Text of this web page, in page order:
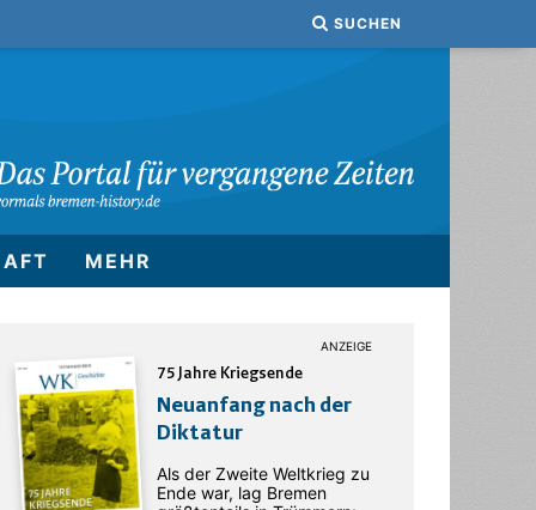
SUCHEN
MEHR
75 Jahre Kriegsende
Neuanfang nach der
Diktatur
Als der Zweite Weltkrieg zu
Ende war, lag Bremen